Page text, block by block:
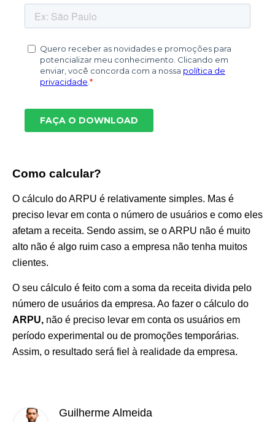
Como calcular?
O cálculo do ARPU é relativamente simples. Mas é
preciso levar em conta o número de usuários e como eles
afetam a receita. Sendo assim, se o ARPU não é muito
alto não é algo ruim caso a empresa não tenha muitos
clientes.
O seu cálculo é feito com a soma da receita divida pelo
número de usuários da empresa. Ao fazer o cálculo do
ARPU, não é preciso levar em conta os usuários em
período experimental ou de promoções temporárias.
Assim, o resultado será fiel à realidade da empresa.
Guilherme Almeida